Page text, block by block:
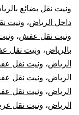
ونيت نقل بضائع
داخل الرياض، ونيت
ونيت نقل عفش،
بالرياض، ونيت نقل
الرياض، ونيت نقل
الرياض، ونيت نقل
الرياض، ونيت نقل
الرياض، ونيت نقل